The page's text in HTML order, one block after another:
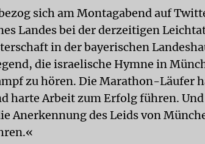
sich am Montagabend auf
Landes bei der derzeitigen
in der bayerischen
die israelische Hymne in
zu hören. Die Marathon-Läufer
harte Arbeit zum Erfolg führen.
Anerkennung des Leids von